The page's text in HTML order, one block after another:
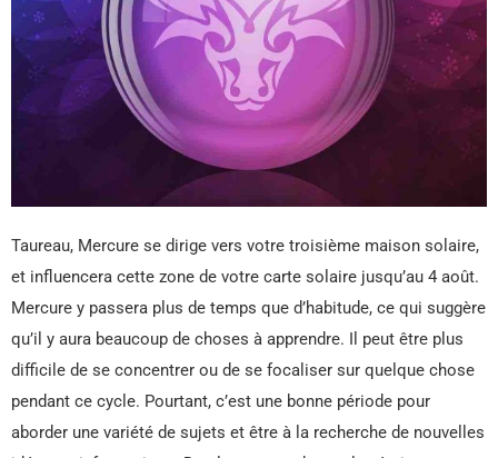
Taureau, Mercure se dirige vers votre troisième maison solaire,
et influencera cette zone de votre carte solaire jusqu’au 4 août.
Mercure y passera plus de temps que d’habitude, ce qui suggère
qu’il y aura beaucoup de choses à apprendre. Il peut être plus
difficile de se concentrer ou de se focaliser sur quelque chose
pendant ce cycle. Pourtant, c’est une bonne période pour
aborder une variété de sujets et être à la recherche de nouvelles